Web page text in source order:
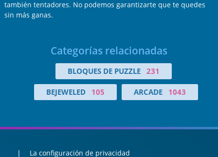
también tentadores. No podemos garantizarte que te quedes
sin más ganas.
Categorías relacionadas
BLOQUES DE PUZZLE 231
BEJEWELED 105 ARCADE 1043
La configuración de privacidad